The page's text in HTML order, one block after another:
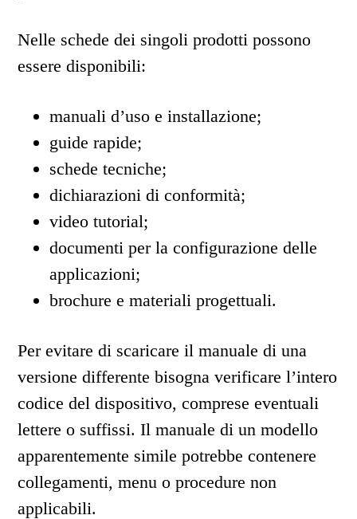
Nelle schede dei singoli prodotti possono
essere disponibili:
manuali d’uso e installazione;
guide rapide;
schede tecniche;
dichiarazioni di conformità;
video tutorial;
documenti per la configurazione delle
applicazioni;
brochure e materiali progettuali.
Per evitare di scaricare il manuale di una
versione differente bisogna verificare l’intero
codice del dispositivo, comprese eventuali
lettere o suffissi. Il manuale di un modello
apparentemente simile potrebbe contenere
collegamenti, menu o procedure non
applicabili.